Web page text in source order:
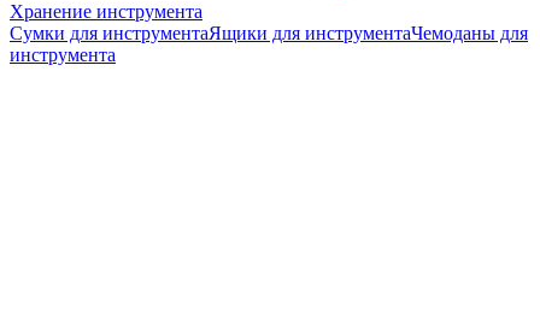
Хранение инструмента
Сумки для инструментаЯщики для инструментаЧемоданы для
инструмента